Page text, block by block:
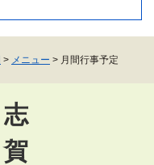
> メニュー > 月間行事予定
志
賀